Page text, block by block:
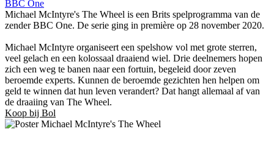
BBC One
Michael McIntyre's The Wheel is een Brits spelprogramma van de
zender BBC One. De serie ging in première op 28 november 2020.
Michael McIntyre organiseert een spelshow vol met grote sterren,
veel gelach en een kolossaal draaiend wiel. Drie deelnemers hopen
zich een weg te banen naar een fortuin, begeleid door zeven
beroemde experts. Kunnen de beroemde gezichten hen helpen om
geld te winnen dat hun leven verandert? Dat hangt allemaal af van
de draaiing van The Wheel.
Koop bij Bol